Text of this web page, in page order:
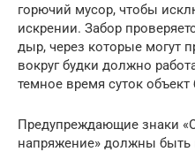
горючий мусор, чтобы
искрении. Забор
дыр, через которые могут
вокруг будки должно
темное время суток
Предупреждающие знаки
напряжение» должны быть